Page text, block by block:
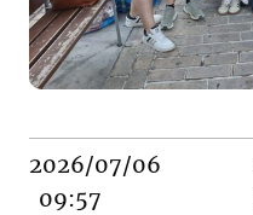
2026/07/06
09:57